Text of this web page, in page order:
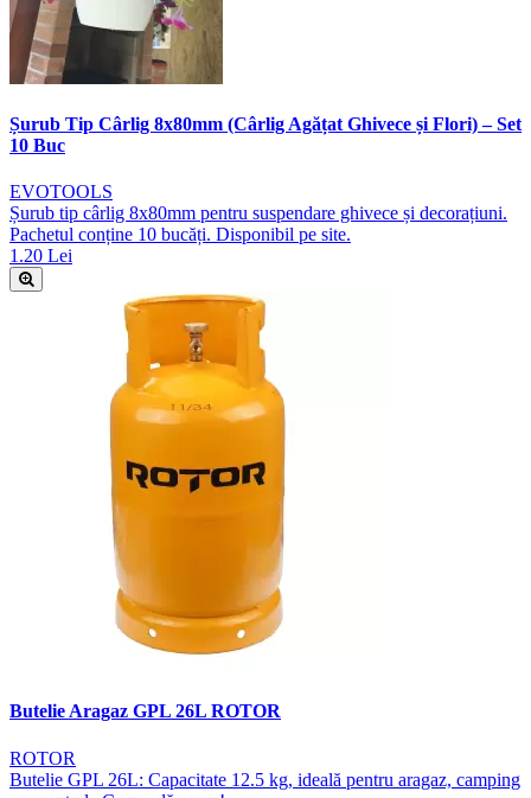
Șurub Tip Cârlig 8x80mm (Cârlig Agățat Ghivece și Flori) – Set
10 Buc
EVOTOOLS
Șurub tip cârlig 8x80mm pentru suspendare ghivece și decorațiuni.
Pachetul conține 10 bucăți. Disponibil pe site.
1.20 Lei
Butelie Aragaz GPL 26L ROTOR
ROTOR
Butelie GPL 26L: Capacitate 12.5 kg, ideală pentru aragaz, camping